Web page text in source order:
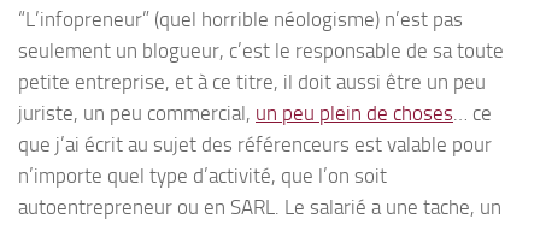
“L’infopreneur” (quel horrible néologisme) n’est pas
seulement un blogueur, c’est le responsable de sa toute
petite entreprise, et à ce titre, il doit aussi être un peu
juriste, un peu commercial, un peu plein de choses… ce
que j’ai écrit au sujet des référenceurs est valable pour
n’importe quel type d’activité, que l’on soit
autoentrepreneur ou en SARL. Le salarié a une tache, un